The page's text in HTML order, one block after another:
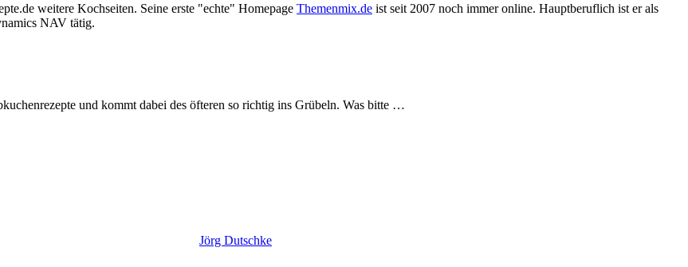
weitere Kochseiten. Seine erste "echte" Homepage Themenmix.de ist seit 2007 noch immer online. Hauptberuflich ist er als
NAV tätig.
und kommt dabei des öfteren so richtig ins Grübeln. Was bitte …
Jörg Dutschke